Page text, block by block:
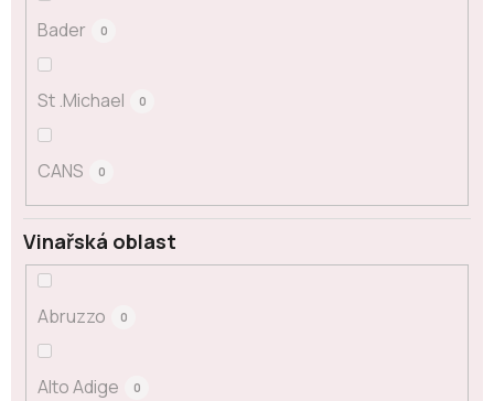
Bader 0
St .Michael 0
CANS 0
Vinařská oblast
Abruzzo 0
Alto Adige 0